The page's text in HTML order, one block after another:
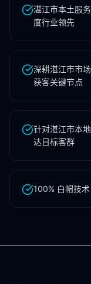
湛江市本土服
度行业领先
深耕湛江市市
获客关键节点
针对湛江市本
达目标客群
100% 白帽技